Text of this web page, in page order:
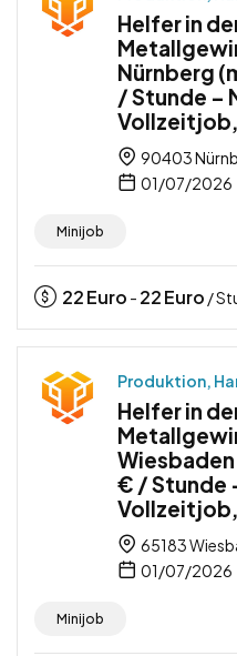
Helfer in
Nürnberg
/ Stunde –
90403
01/07/2026
Minijob
22Euro - 22Euro /
Produktion,
Helfer in
€ / Stunde
65183
01/07/2026
Minijob